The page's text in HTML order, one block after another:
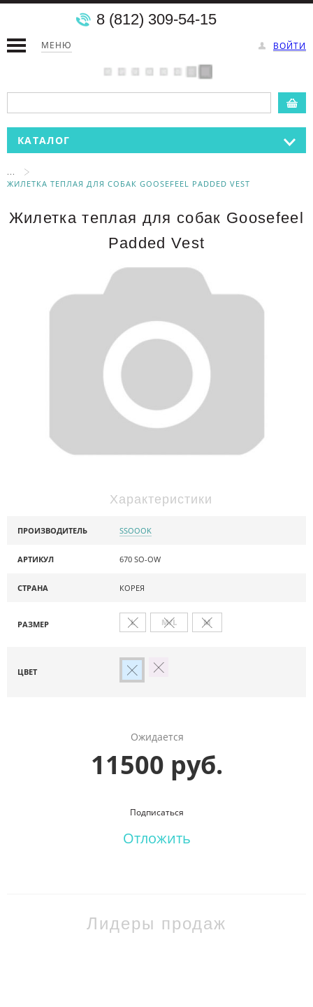
МЕНЮ ВОЙТИ
8 (812) 309-54-15
КАТАЛОГ
...
ЖИЛЕТКА ТЕПЛАЯ ДЛЯ СОБАК GOOSEFEEL PADDED VEST
Жилетка теплая для собак Goosefeel
Padded Vest
Характеристики
ПРОИЗВОДИТЕЛЬ SSOOOK
АРТИКУЛ 670 SO-OW
СТРАНА КОРЕЯ
РАЗМЕР L M/L M
ЦВЕТ
Ожидается
11500 руб.
Подписаться
Отложить
Лидеры продаж